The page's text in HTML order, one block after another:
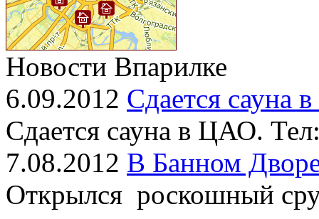
Новости Впарилке
6.09.2012 Сдается сауна
Сдается сауна в ЦАО.
7.08.2012 В Банном
Открылся роскошный